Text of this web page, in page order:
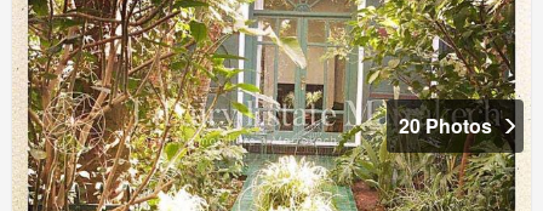
20 Photos